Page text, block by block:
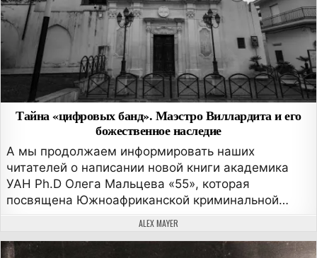
Тайна «цифровых банд». Маэстро Виллардита и его
божественное наследие
А мы продолжаем информировать наших
читателей о написании новой книги академика
УАН Ph.D Олега Мальцева «55», которая
посвящена Южноафриканской криминальной…
АВТОР:
ALEX MAYER